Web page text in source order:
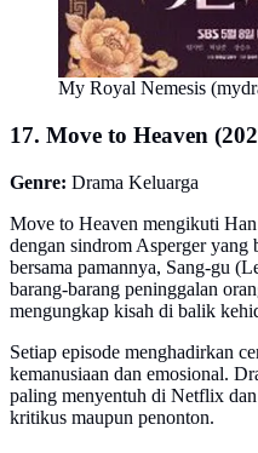
My Royal Nemesis
17. Move to Heaven
Genre: Drama Keluarga
Move to Heaven mengikuti
dengan sindrom Asperger yang
bersama pamannya, Sang-gu
barang-barang peninggalan
mengungkap kisah di balik
Setiap episode menghadirkan
kemanusiaan dan emosional.
paling menyentuh di Netflix
kritikus maupun penonton.